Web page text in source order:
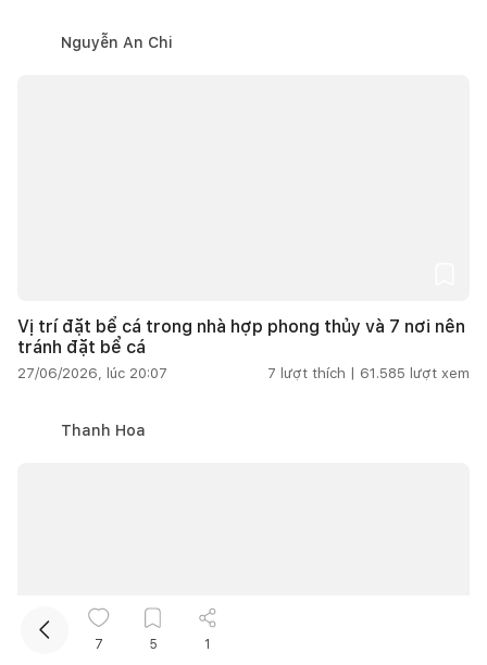
Nguyễn An Chi
Vị trí đặt bể cá trong nhà hợp phong thủy và 7 nơi nên
tránh đặt bể cá
27/06/2026, lúc 20:07 7 lượt thích | 61.585 lượt xem
Thanh Hoa
7 5 1